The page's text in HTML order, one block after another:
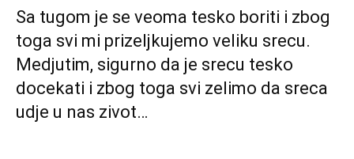
Sa tugom je se veoma tesko boriti i zbog
toga svi mi prizeljkujemo veliku srecu.
Medjutim, sigurno da je srecu tesko
docekati i zbog toga svi zelimo da sreca
udje u nas zivot…